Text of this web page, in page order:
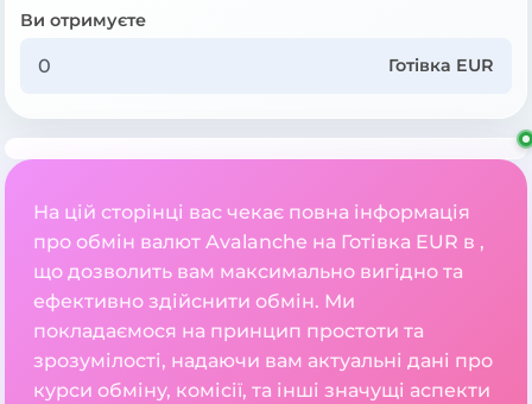
Ви отримуєте
Готівка EUR
На цій сторінці вас чекає повна інформація
про обмін валют Avalanche на Готівка EUR в ,
що дозволить вам максимально вигідно та
ефективно здійснити обмін. Ми
покладаємося на принцип простоти та
зрозумілості, надаючи вам актуальні дані про
курси обміну, комісії, та інші значущі аспекти